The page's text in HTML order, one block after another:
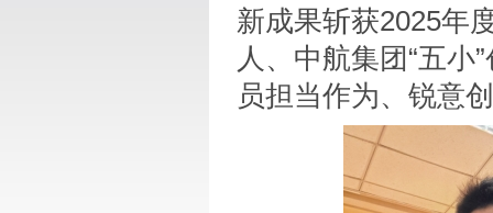
新成果斩获2025年
人、中航集团“五小
员担当作为、锐意